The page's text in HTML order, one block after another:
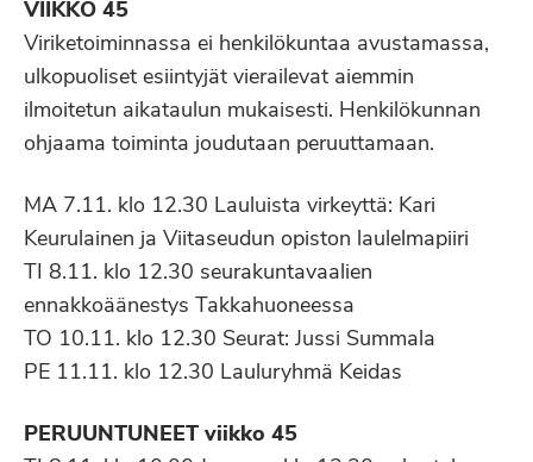
VIIKKO 45
Viriketoiminnassa ei henkilökuntaa avustamassa,
ulkopuoliset esiintyjät vierailevat aiemmin
ilmoitetun aikataulun mukaisesti. Henkilökunnan
ohjaama toiminta joudutaan peruuttamaan.
MA 7.11. klo 12.30 Lauluista virkeyttä: Kari
Keurulainen ja Viitaseudun opiston laulelmapiiri
TI 8.11. klo 12.30 seurakuntavaalien
ennakkoäänestys Takkahuoneessa
TO 10.11. klo 12.30 Seurat: Jussi Summala
PE 11.11. klo 12.30 Lauluryhmä Keidas
PERUUNTUNEET viikko 45